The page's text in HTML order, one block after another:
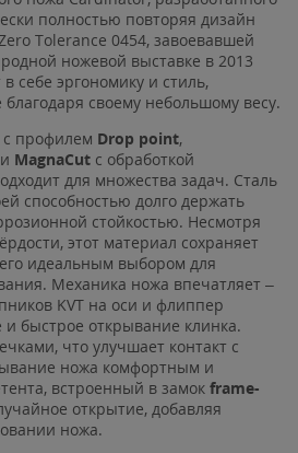
полностью повторяя дизайн
Tolerance 0454, завоевавшей
ножевой выставке в 2013
в себе эргономику и стиль,
своему небольшому весу.
профилем Drop point,
MagnaCut с обработкой
для множества задач. Сталь
способностью долго держать
стойкостью. Несмотря
этот материал сохраняет
идеальным выбором для
Механика ножа впечатляет –
KVT на оси и флиппер
быстрое открывание клинка.
что улучшает контакт с
ножа комфортным и
встроенный в замок frame-
открытие, добавляя
ножа.